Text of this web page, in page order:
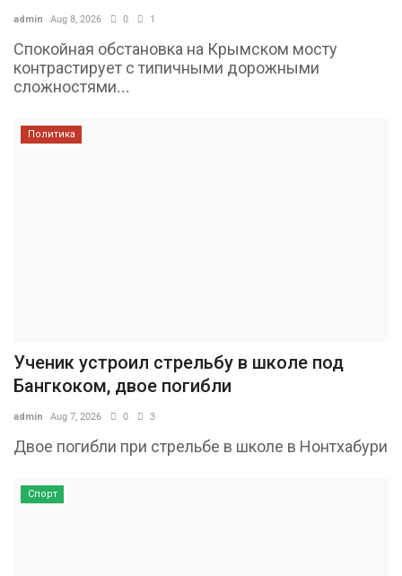
admin Aug 8, 2026 0 1
Спокойная обстановка на Крымском мосту
контрастирует с типичными дорожными
сложностями...
Политика
Ученик устроил стрельбу в школе под
Бангкоком, двое погибли
admin Aug 7, 2026 0 3
Двое погибли при стрельбе в школе в Нонтхабури
Спорт